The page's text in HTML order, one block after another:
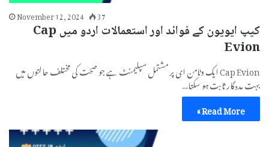
November 12, 2024 37
کیپ ایویون کے فوائد اور استعمالات اردو میں Cap
Evion
Cap Evion ایک وٹامن ای پر مشتمل سپلیمنٹ ہے جو صحت کی مختلف حالتوں میں
بہت مددگار ثابت ہو سکتا…
Read More »